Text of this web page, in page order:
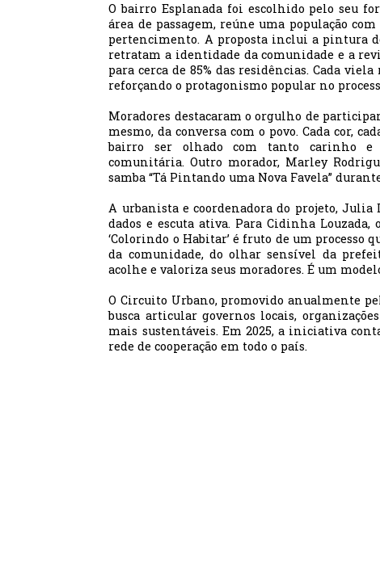
O bairro Esplanada foi escolhido pelo seu
área de passagem, reúne uma população
pertencimento. A proposta inclui a pintura
retratam a identidade da comunidade e a
para cerca de 85% das residências. Cada
reforçando o protagonismo popular no
Moradores destacaram o orgulho de
mesmo, da conversa com o povo. Cada cor,
bairro ser olhado com tanto carinho e
comunitária. Outro morador, Marley
samba “Tá Pintando uma Nova Favela”
A urbanista e coordenadora do projeto, Julia
dados e escuta ativa. Para Cidinha
‘Colorindo o Habitar’ é fruto de um processo
da comunidade, do olhar sensível da
acolhe e valoriza seus moradores. É um
O Circuito Urbano, promovido anualmente
busca articular governos locais,
mais sustentáveis. Em 2025, a iniciativa
rede de cooperação em todo o país.